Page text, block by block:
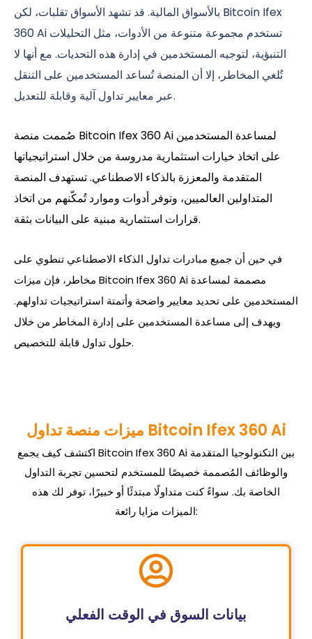
بالأسواق المالية. قد تشهد الأسواق تقلبات، لكن Bitcoin Ifex
360 Ai تستخدم مجموعة متنوعة من الأدوات، مثل التحليلات
التنبؤية، لتوجيه المستخدمين في إدارة هذه التحديات. مع أنها لا
تُلغي المخاطر، إلا أن المنصة تُساعد المستخدمين على التنقل
عبر معايير تداول آلية وقابلة للتعديل.
صُممت منصة Bitcoin Ifex 360 Ai لمساعدة المستخدمين
على اتخاذ خيارات استثمارية مدروسة من خلال استراتيجياتها
المتقدمة والمعززة بالذكاء الاصطناعي. تستهدف المنصة
المتداولين العالميين، وتوفر أدوات وموارد تُمكّنهم من اتخاذ
قرارات استثمارية مبنية على البيانات بثقة.
في حين أن جميع مبادرات تداول الذكاء الاصطناعي تنطوي على
مخاطر، فإن ميزات Bitcoin Ifex 360 Ai مصممة لمساعدة
المستخدمين على تحديد معايير واضحة وأتمتة استراتيجيات تداولهم.
ويهدف إلى مساعدة المستخدمين على إدارة المخاطر من خلال
حلول تداول قابلة للتخصيص.
ميزات منصة تداول Bitcoin Ifex 360 Ai
اكتشف كيف يجمع Bitcoin Ifex 360 Ai بين التكنولوجيا المتقدمة
والوظائف المُصممة خصيصًا للمستخدم لتحسين تجربة التداول
الخاصة بك. سواءً كنت متداولًا مبتدئًا أو خبيرًا، توفر لك هذه
الميزات مزايا رائعة:
بيانات السوق في الوقت الفعلي